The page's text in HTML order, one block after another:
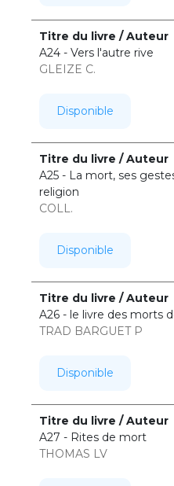
A24 - Vers l'autre rive
GLEIZE C.
Disponible
A25 - La mort, ses
religion
COLL.
Disponible
A26 - le livre des morts
TRAD BARGUET P
Disponible
A27 - Rites de mort
THOMAS LV